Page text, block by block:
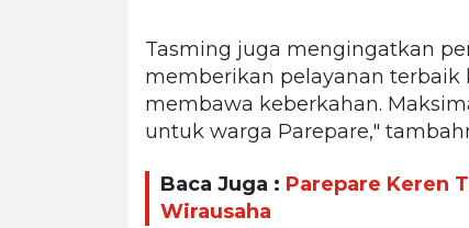
Tasming juga mengingatkan
memberikan pelayanan terbaik
membawa keberkahan.
untuk warga Parepare,"
Baca Juga : Parepare Keren
Wirausaha